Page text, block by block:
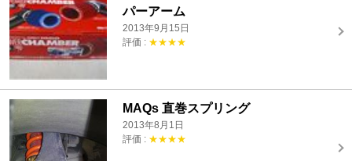
パーアーム
2013年9月15日
評価 : ★★★★
MAQs 直巻スプリング
2013年8月1日
評価 : ★★★★